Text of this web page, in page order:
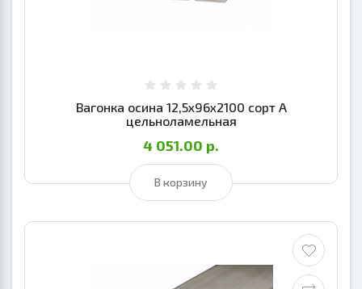
Вагонка осина 12,5х96х2100 сорт А
цельноламельная
4 051.00 р.
В корзину